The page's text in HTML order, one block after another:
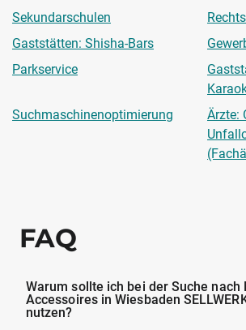
Sekundarschulen
Gaststätten: Shisha-Bars
Parkservice
Suchmaschinenoptimierung
Ärzte:
FAQ
Warum sollte ich bei der Suche nach
Accessoires in Wiesbaden
nutzen?